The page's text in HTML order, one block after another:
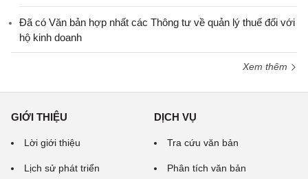
Đã có Văn bản hợp nhất các Thông tư về quản lý thuế đối với
hộ kinh doanh
Xem thêm
GIỚI THIỆU
Lời giới thiệu
Lịch sử phát triển
DỊCH VỤ
Tra cứu văn bản
Phân tích văn bản